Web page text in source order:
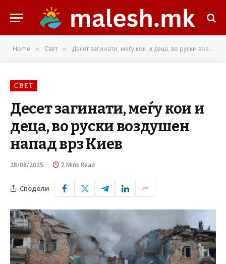
Home » Свет » Десет загинати, меѓу кои и деца, во руски воздушен напад врз Киев
СВЕТ
Десет загинати, меѓу кои и
деца, во руски воздушен
напад врз Киев
28/08/2025 2 Mins Read
Сподели